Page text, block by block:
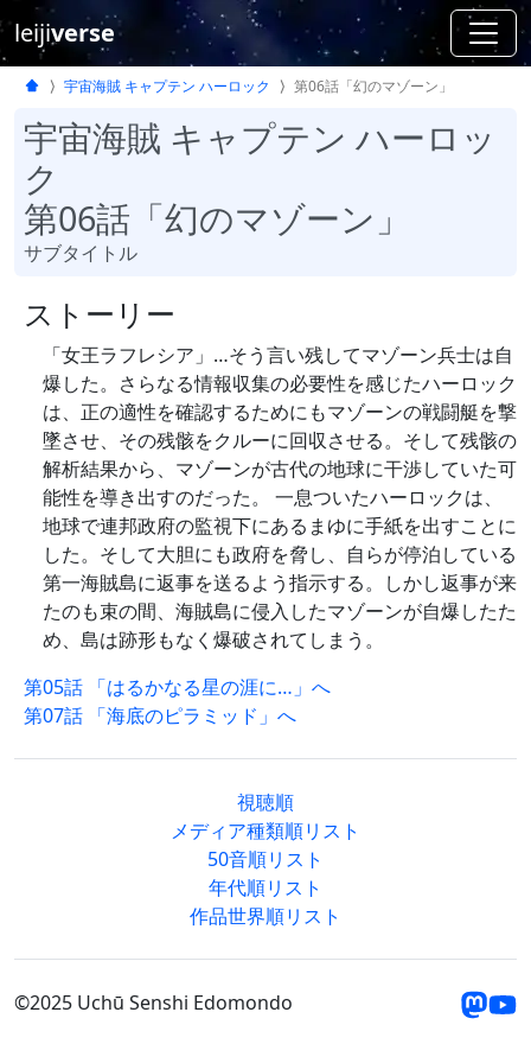
leijiverse
宇宙海賊 キャプテン ハーロック 第06話「幻のマゾーン」
宇宙海賊 キャプテン ハーロッ
ク
第06話「幻のマゾーン」
サブタイトル
ストーリー
「女王ラフレシア」…そう言い残してマゾーン兵士は自
爆した。さらなる情報収集の必要性を感じたハーロック
は、正の適性を確認するためにもマゾーンの戦闘艇を撃
墜させ、その残骸をクルーに回収させる。そして残骸の
解析結果から、マゾーンが古代の地球に干渉していた可
能性を導き出すのだった。 一息ついたハーロックは、
地球で連邦政府の監視下にあるまゆに手紙を出すことに
した。そして大胆にも政府を脅し、自らが停泊している
第一海賊島に返事を送るよう指示する。しかし返事が来
たのも束の間、海賊島に侵入したマゾーンが自爆したた
め、島は跡形もなく爆破されてしまう。
第05話 「はるかなる星の涯に…」へ
第07話 「海底のピラミッド」へ
視聴順
メディア種類順リスト
50音順リスト
年代順リスト
作品世界順リスト
©2025 Uchū Senshi Edomondo